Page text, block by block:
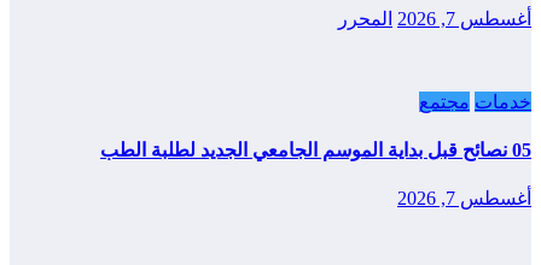
أغسطس 7, 2026 المحرر
خدمات مجتمع
05 نصائح قبل بداية الموسم الجامعي الجديد لطلبة الطب
أغسطس 7, 2026